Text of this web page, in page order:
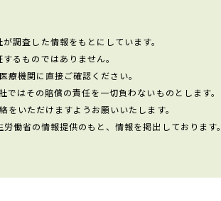
調査した情報をもとにしています。
るものではありません。
機関に直接ご確認ください。
はその賠償の責任を一切負わないものとします。
いただけますようお願いいたします。
働省の情報提供のもと、情報を掲出しております。